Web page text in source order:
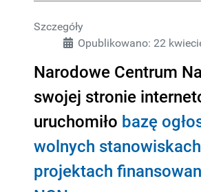
Szczegóły
Opublikowano: 22
Narodowe Centrum
swojej stronie
uruchomiło bazę
wolnych
projektach